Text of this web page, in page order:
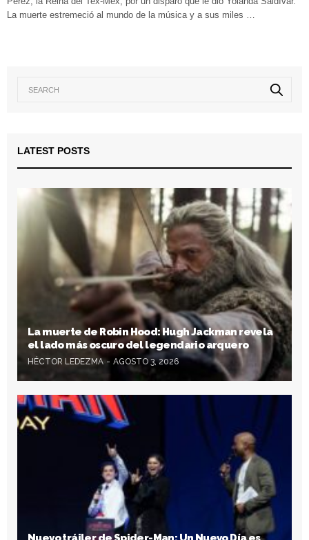
La muerte estremeció al mundo de la música y a sus miles …
LATEST POSTS
La muerte de Robin Hood: Hugh Jackman revela
el lado más oscuro del legendario arquero
HÉCTOR LEDEZMA AGOSTO 3, 2026